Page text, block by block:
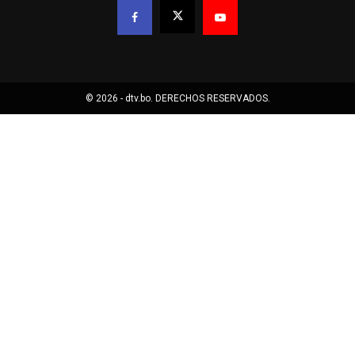
© 2026 - dtv.bo. DERECHOS RESERVADOS.